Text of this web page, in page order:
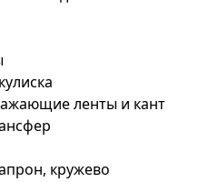
ленты и кант
кружево